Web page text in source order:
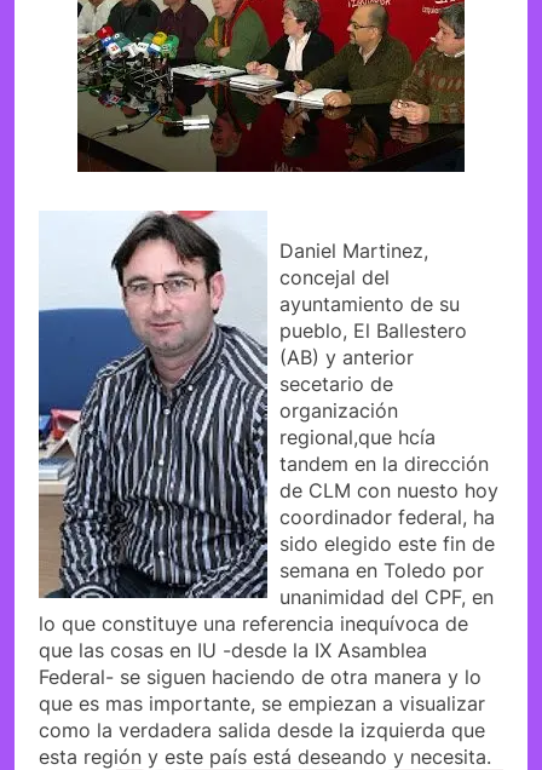
Daniel Martinez,
concejal del
ayuntamiento de su
pueblo, El Ballestero
(AB) y anterior
secetario de
organización
regional,que hcía
tandem en la dirección
de CLM con nuesto hoy
coordinador federal, ha
sido elegido este fin de
semana en Toledo por
unanimidad del CPF, en
lo que constituye una referencia inequívoca de
que las cosas en IU -desde la IX Asamblea
Federal- se siguen haciendo de otra manera y lo
que es mas importante, se empiezan a visualizar
como la verdadera salida desde la izquierda que
esta región y este país está deseando y necesita.